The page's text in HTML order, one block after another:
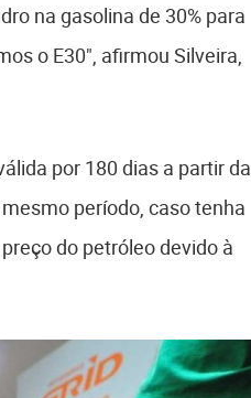
na gasolina de 30% para
o E30", afirmou Silveira,
por 180 dias a partir da
período, caso tenha
do petróleo devido à